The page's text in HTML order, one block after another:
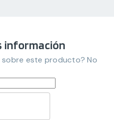
información
sobre este producto? No